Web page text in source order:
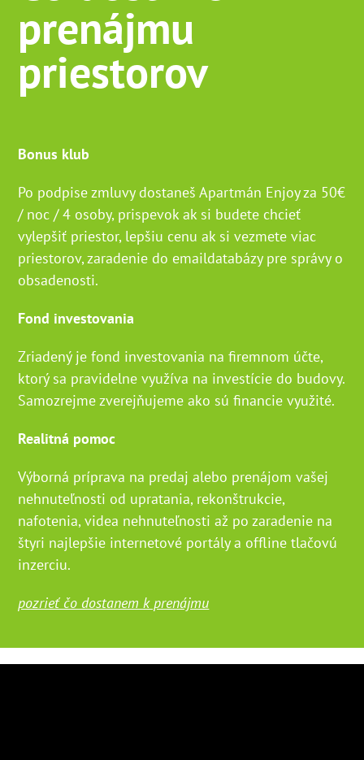
prenájmu
priestorov
Bonus klub
Po podpise zmluvy dostaneš Apartmán Enjoy za 50€
/ noc / 4 osoby, prispevok ak si budete chcieť
vylepšiť priestor, lepšiu cenu ak si vezmete viac
priestorov, zaradenie do emaildatabázy pre správy o
obsadenosti.
Fond investovania
Zriadený je fond investovania na firemnom účte,
ktorý sa pravidelne využíva na investície do budovy.
Samozrejme zverejňujeme ako sú financie využité.
Realitná pomoc
Výborná príprava na predaj alebo prenájom vašej
nehnuteľnosti od upratania, rekonštrukcie,
nafotenia, videa nehnuteľnosti až po zaradenie na
štyri najlepšie internetové portály a offline tlačovú
inzerciu.
pozrieť čo dostanem k prenájmu